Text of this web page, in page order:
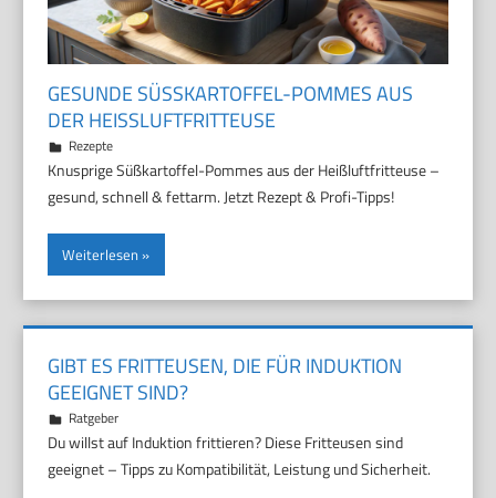
GESUNDE SÜSSKARTOFFEL-POMMES AUS D
ER HEISSLUFTFRITTEUSE
16. März 2026
Marco
Rezepte
Knusprige Süßkartoffel-Pommes aus der Heißluftfritteuse –
gesund, schnell & fettarm. Jetzt Rezept & Profi-Tipps!
Weiterlesen
GIBT ES FRITTEUSEN, DIE FÜR INDUKTION
GEEIGNET SIND?
13. März 2026
Marco
Ratgeber
Du willst auf Induktion frittieren? Diese Fritteusen sind
geeignet – Tipps zu Kompatibilität, Leistung und Sicherheit.